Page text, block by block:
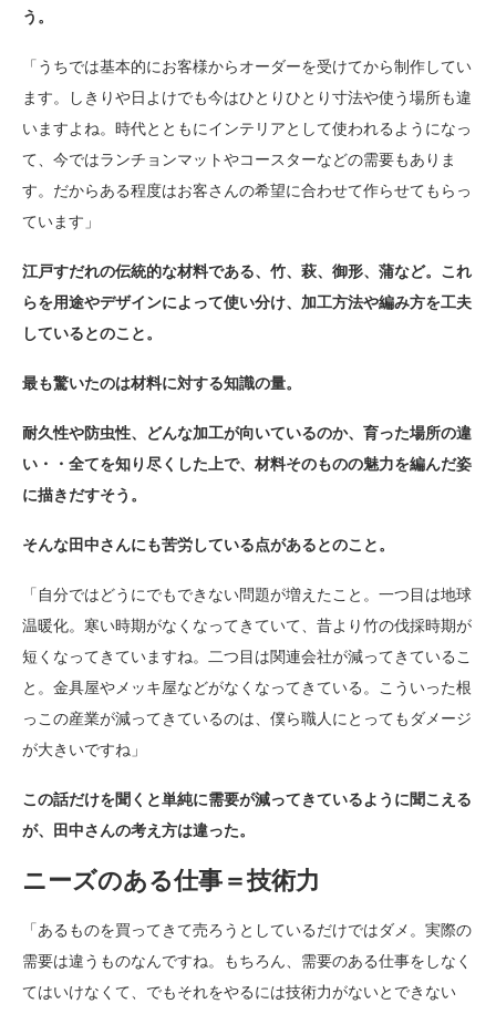
う。
「うちでは基本的にお客様からオーダーを受けてから制作してい
ます。しきりや日よけでも今はひとりひとり寸法や使う場所も違
いますよね。時代とともにインテリアとして使われるようになっ
て、今ではランチョンマットやコースターなどの需要もありま
す。だからある程度はお客さんの希望に合わせて作らせてもらっ
ています」
江戸すだれの伝統的な材料である、竹、萩、御形、蒲など。これ
らを用途やデザインによって使い分け、加工方法や編み方を工夫
しているとのこと。
最も驚いたのは材料に対する知識の量。
耐久性や防虫性、どんな加工が向いているのか、育った場所の違
い・・全てを知り尽くした上で、材料そのものの魅力を編んだ姿
に描きだすそう。
そんな田中さんにも苦労している点があるとのこと。
「自分ではどうにでもできない問題が増えたこと。一つ目は地球
温暖化。寒い時期がなくなってきていて、昔より竹の伐採時期が
短くなってきていますね。二つ目は関連会社が減ってきているこ
と。金具屋やメッキ屋などがなくなってきている。こういった根
っこの産業が減ってきているのは、僕ら職人にとってもダメージ
が大きいですね」
この話だけを聞くと単純に需要が減ってきているように聞こえる
が、田中さんの考え方は違った。
ニーズのある仕事＝技術力
「あるものを買ってきて売ろうとしているだけではダメ。実際の
需要は違うものなんですね。もちろん、需要のある仕事をしなく
てはいけなくて、でもそれをやるには技術力がないとできない